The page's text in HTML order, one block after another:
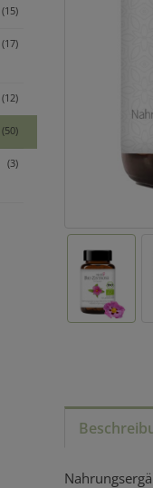
(15)
(17)
(12)
(50)
(3)